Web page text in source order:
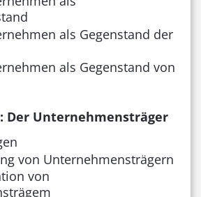
als Gegenstand der
als Gegenstand von
Der Unternehmensträger
von Unternehmensträgern
von